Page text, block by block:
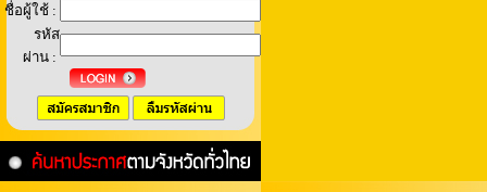
ชื่อผู้ใช้ :
รหัส
ผ่าน :